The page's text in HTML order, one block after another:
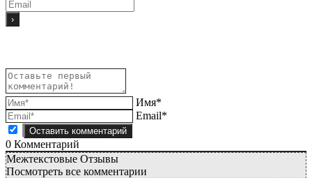
Имя*
Email*
0 Комментарий
Межтекстовые Отзывы
Посмотреть все комментарии